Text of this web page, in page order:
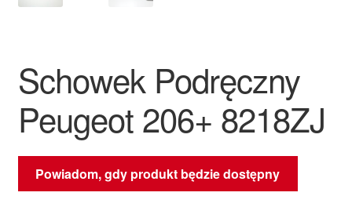
Zamówienia
Zasady i warunki
Schowek Podręczny
Peugeot 206+ 8218ZJ
Powiadom, gdy produkt będzie dostępny